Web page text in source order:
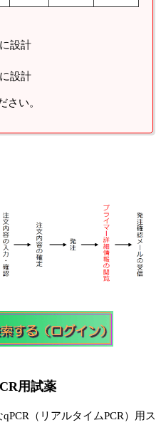
設計
設計
さい。
用試薬
（リアルタイムPCR）用ス